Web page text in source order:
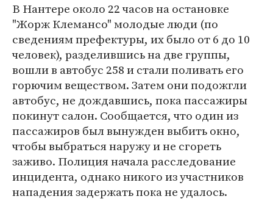
В Нантере около 22 часов на остановке
"Жорж Клемансо" молодые люди (по
сведениям префектуры, их было от 6 до 10
человек), разделившись на две группы,
вошли в автобус 258 и стали поливать его
горючим веществом. Затем они подожгли
автобус, не дождавшись, пока пассажиры
покинут салон. Сообщается, что один из
пассажиров был вынужден выбить окно,
чтобы выбраться наружу и не сгореть
заживо. Полиция начала расследование
инцидента, однако никого из участников
нападения задержать пока не удалось.